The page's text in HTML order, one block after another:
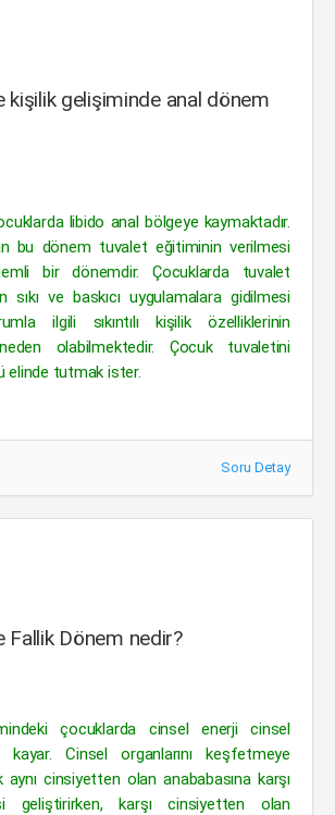
kişilik gelişiminde anal dönem
libido anal bölgeye kaymaktadır.
bu dönem tuvalet eğitiminin verilmesi
bir dönemdir. Çocuklarda tuvalet
sıkı ve baskıcı uygulamalara gidilmesi
ilgili sıkıntılı kişilik özelliklerinin
olabilmektedir. Çocuk tuvaletini
elinde tutmak ister.
Soru Detay
Fallik Dönem nedir?
çocuklarda cinsel enerji cinsel
Cinsel organlarını keşfetmeye
cinsiyetten olan anababasına karşı
geliştirirken, karşı cinsiyetten olan